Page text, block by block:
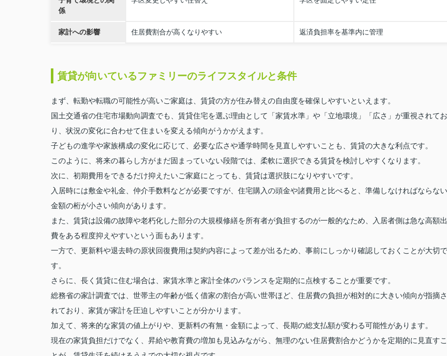
係
家計への影響 住居費割合が高くなりやすい 返済負担率を基準内に管理
賃貸が向いているファミリーのライフスタイルと条件
まず、転勤や転職の可能性が高いご家庭は、賃貸の方が住み替えの自由度を確保しやすいといえます。
国土交通省の住宅市場動向調査でも、賃貸住宅を選ぶ理由として「家賃水準」や「立地環境」「広さ」が重視されてお
り、状況の変化に合わせて住まいを変える傾向がうかがえます。
子どもの進学や家族構成の変化に応じて、必要な広さや通学時間を見直しやすいことも、賃貸の大きな利点です。
このように、将来の暮らし方がまだ固まっていない段階では、柔軟に選択できる賃貸を検討しやすくなります。
次に、初期費用をできるだけ抑えたいご家庭にとっても、賃貸は選択肢になりやすいです。
入居時には敷金や礼金、仲介手数料などが必要ですが、住宅購入の頭金や諸費用と比べると、準備しなければならない
金額の桁が小さい傾向があります。
また、賃貸は設備の故障や老朽化した部分の大規模修繕を所有者が負担するのが一般的なため、入居者側は急な高額出
費をある程度抑えやすいという面もあります。
一方で、更新料や退去時の原状回復費用は契約内容によって差が出るため、事前にしっかり確認しておくことが大切で
す。
さらに、長く賃貸に住む場合は、家賃水準と家計全体のバランスを定期的に点検することが重要です。
総務省の家計調査では、世帯主の年齢が低く借家の割合が高い世帯ほど、住居費の負担が相対的に大きい傾向が指摘さ
れており、家賃が家計を圧迫しやすいことが分かります。
加えて、将来的な家賃の値上がりや、更新料の有無・金額によって、長期の総支払額が変わる可能性があります。
現在の家賃負担だけでなく、昇給や教育費の増加も見込みながら、無理のない住居費割合かどうかを定期的に見直すこ